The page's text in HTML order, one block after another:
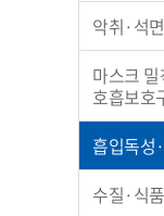
악취·석
마스크
호흡보호
흡입독성
수질·식